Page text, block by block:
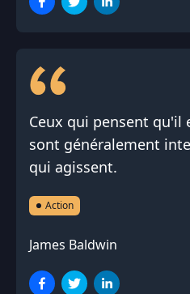
Ceux qui pensent qu'il
sont généralement
qui agissent.
Action
James Baldwin